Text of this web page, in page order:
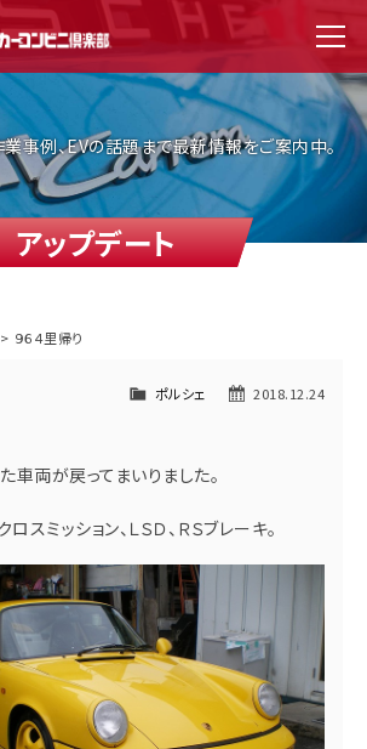
WITH（ウィズ） menu
事例、EVの話題まで最新情報をご案内中。
アップデート
９６４里帰り
2018.12.24
ポルシェ
車両が戻ってまいりました。
ロスミッション、ＬＳＤ、ＲＳブレーキ。